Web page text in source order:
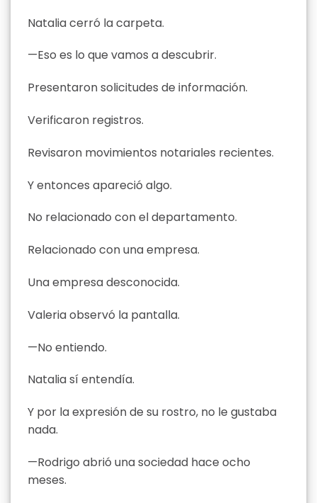
Natalia cerró la carpeta.
—Eso es lo que vamos a descubrir.
Presentaron solicitudes de información.
Verificaron registros.
Revisaron movimientos notariales recientes.
Y entonces apareció algo.
No relacionado con el departamento.
Relacionado con una empresa.
Una empresa desconocida.
Valeria observó la pantalla.
—No entiendo.
Natalia sí entendía.
Y por la expresión de su rostro, no le gustaba
nada.
—Rodrigo abrió una sociedad hace ocho
meses.